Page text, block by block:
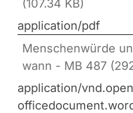
(107.34 KB)
application/pdf
Menschenwürde
wann - MB 487
application/